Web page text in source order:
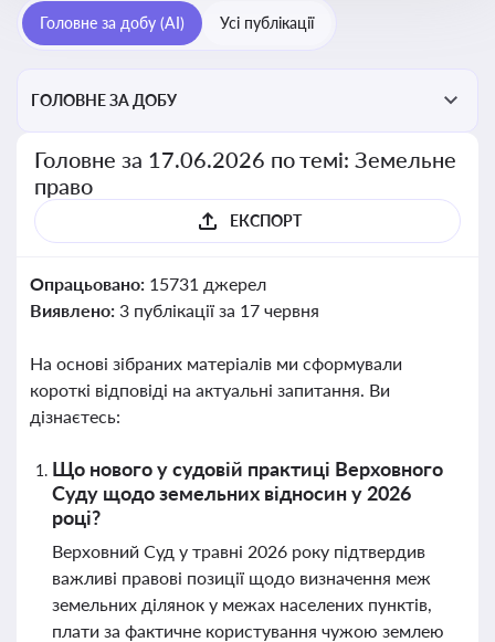
ефективного управління земельними ресурсами
Головне за добу (AI) Усі публікації
ГОЛОВНЕ ЗА ДОБУ
Головне за 17.06.2026 по темі: Земельне
право
ЕКСПОРТ
Опрацьовано: 15731 джерел
Виявлено: 3 публікації за 17 червня
На основі зібраних матеріалів ми сформували
короткі відповіді на актуальні запитання. Ви
дізнаєтесь:
Що нового у судовій практиці Верховного
Суду щодо земельних відносин у 2026
році?
Верховний Суд у травні 2026 року підтвердив
важливі правові позиції щодо визначення меж
земельних ділянок у межах населених пунктів,
плати за фактичне користування чужою землею